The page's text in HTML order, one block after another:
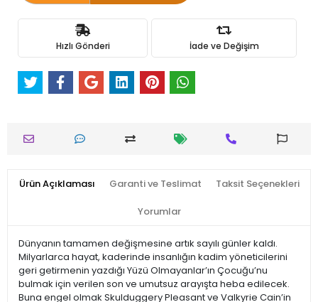
Hızlı Gönderi İade ve Değişim
Ürün Açıklaması Garanti ve Teslimat Taksit Seçenekleri
Yorumlar
Dünyanın tamamen değişmesine artık sayılı günler kaldı.
Milyarlarca hayat, kaderinde insanlığın kadim yöneticilerini
geri getirmenin yazdığı Yüzü Olmayanlar’ın Çocuğu’nu
bulmak için verilen son ve umutsuz arayışta heba edilecek.
Buna engel olmak Skulduggery Pleasant ve Valkyrie Cain’in